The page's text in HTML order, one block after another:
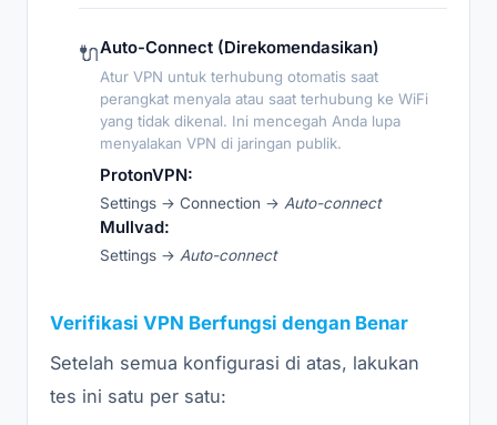
🔌Auto-Connect (Direkomendasikan)
Atur VPN untuk terhubung otomatis saat
perangkat menyala atau saat terhubung ke WiFi
yang tidak dikenal. Ini mencegah Anda lupa
menyalakan VPN di jaringan publik.
ProtonVPN:
Settings → Connection → Auto-connect
Mullvad:
Settings → Auto-connect
Verifikasi VPN Berfungsi dengan Benar
Setelah semua konfigurasi di atas, lakukan
tes ini satu per satu: